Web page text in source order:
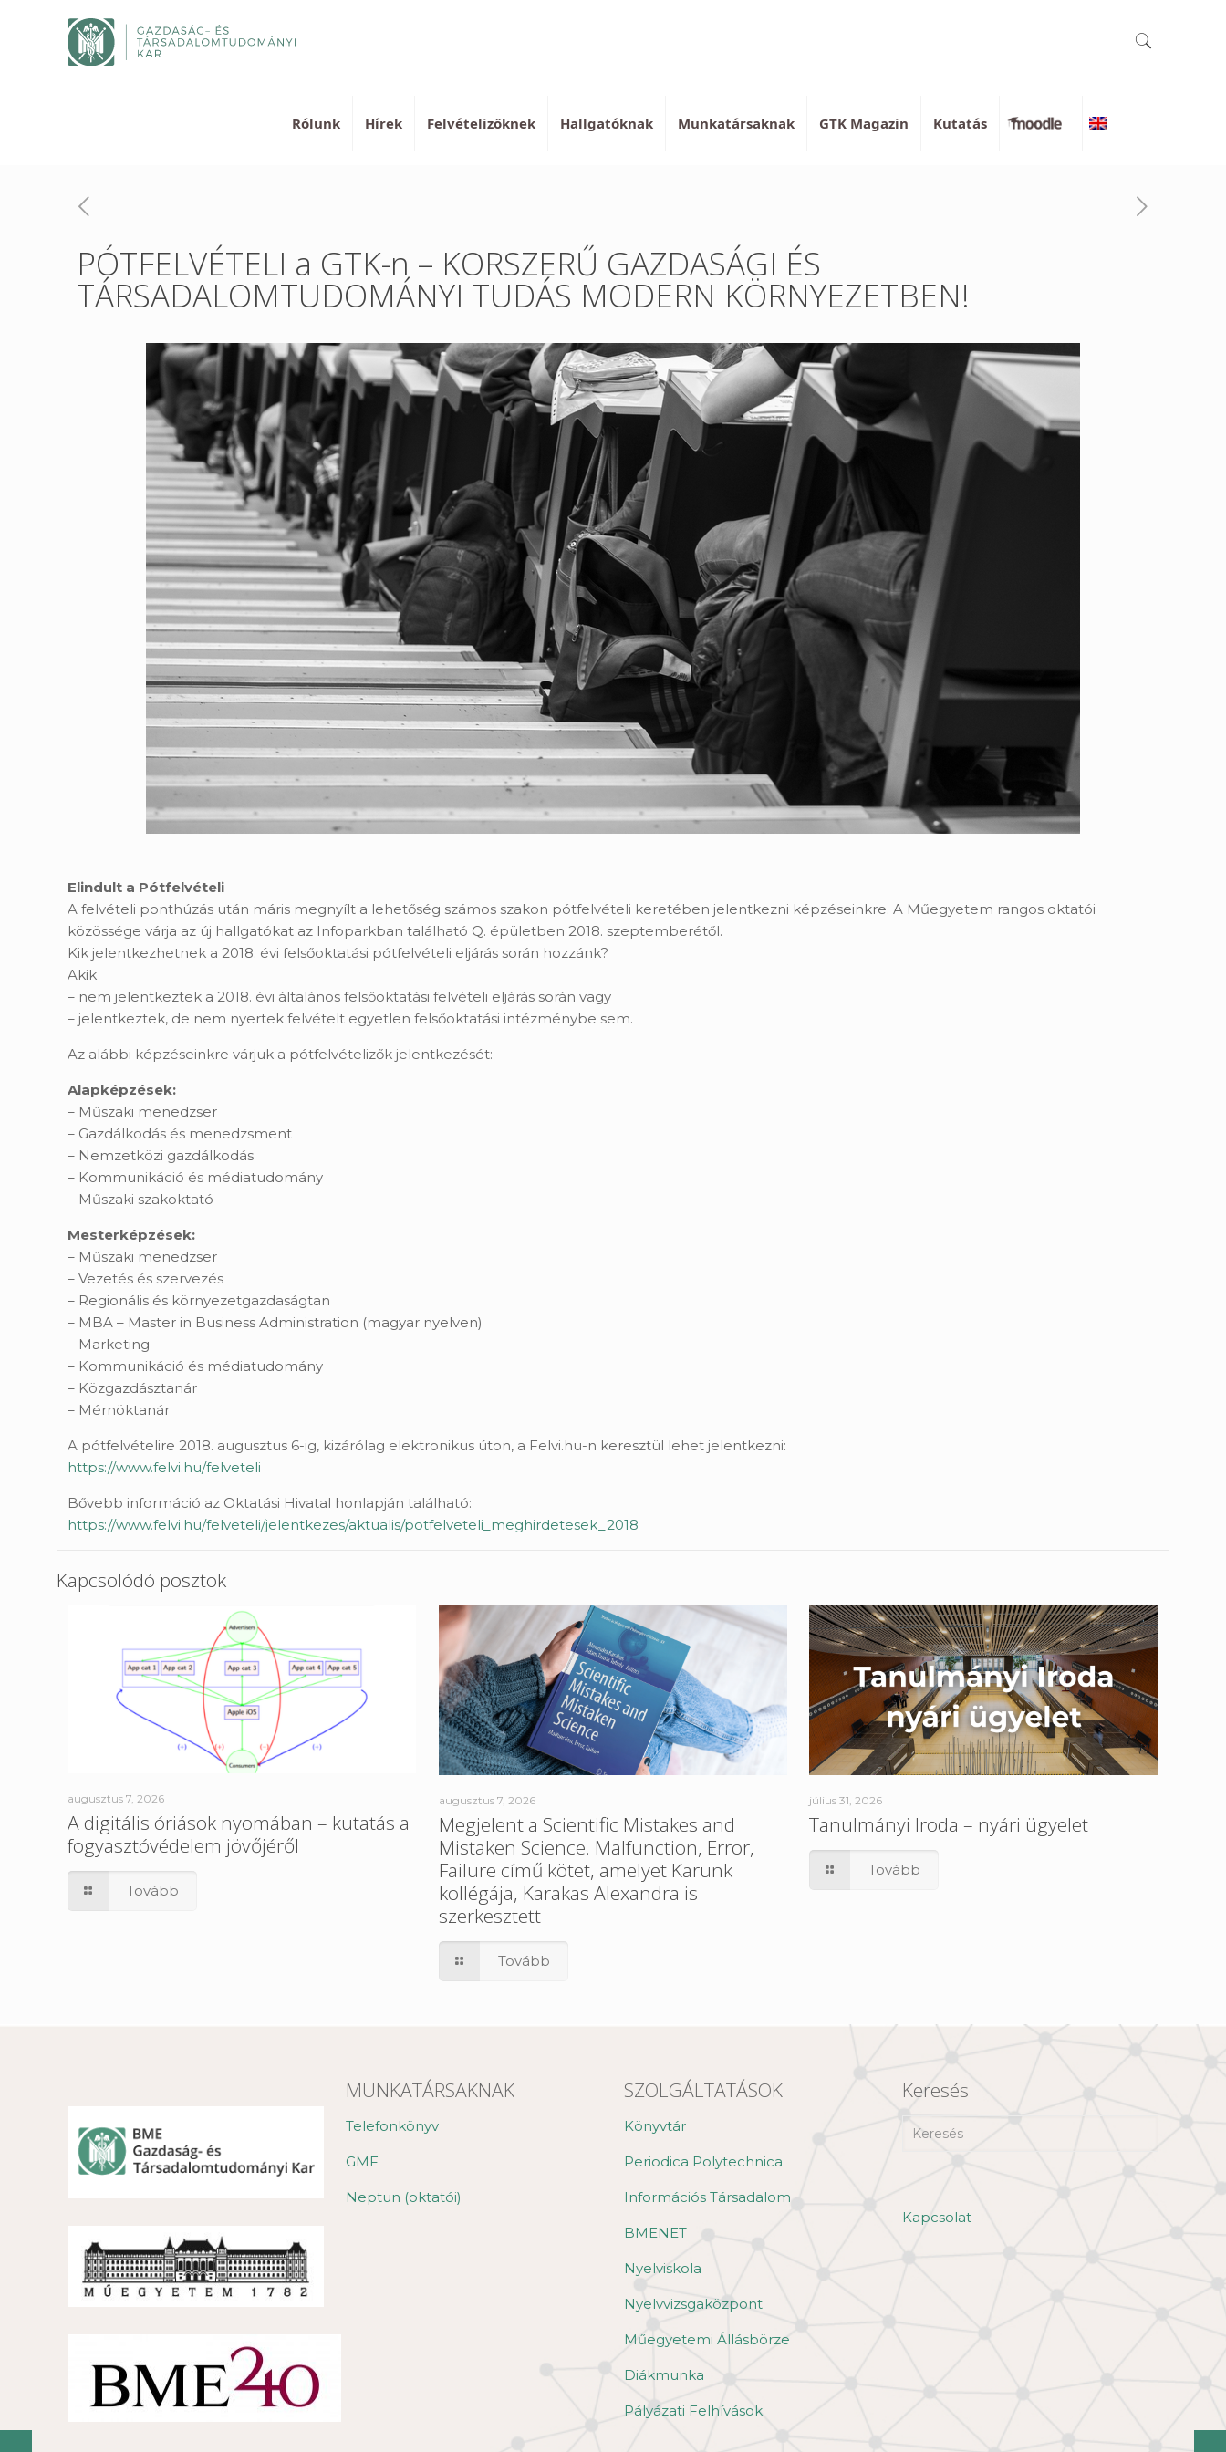
Rólunk Hírek Felvételizőknek Hallgatóknak Munkatársaknak GTK Magazin Kutatás Moodle English
PÓTFELVÉTELI a GTK-n – KORSZERŰ GAZDASÁGI ÉS
TÁRSADALOMTUDOMÁNYI TUDÁS MODERN KÖRNYEZETBEN!
Elindult a Pótfelvételi
A felvételi ponthúzás után máris megnyílt a lehetőség számos szakon pótfelvételi keretében jelentkezni képzéseinkre.A Műegyetem rangos oktatói
közössége várja az új hallgatókat az Infoparkban található Q. épületben 2018. szeptemberétől.
Kik jelentkezhetnek a 2018. évi felsőoktatási pótfelvételi eljárás során hozzánk?
Akik
– nem jelentkeztek a 2018. évi általános felsőoktatási felvételi eljárás során vagy
– jelentkeztek, de nem nyertek felvételt egyetlen felsőoktatási intézménybe sem.
Az alábbi képzéseinkre várjuk a pótfelvételizők jelentkezését:
Alapképzések:
– Műszaki menedzser
– Gazdálkodás és menedzsment
– Nemzetközi gazdálkodás
– Kommunikáció és médiatudomány
– Műszaki szakoktató
Mesterképzések:
– Műszaki menedzser
– Vezetés és szervezés
– Regionális és környezetgazdaságtan
– MBA – Master in Business Administration (magyar nyelven)
– Marketing
– Kommunikáció és médiatudomány
– Közgazdásztanár
– Mérnöktanár
A pótfelvételire 2018. augusztus 6-ig, kizárólag elektronikus úton, a Felvi.hu-n keresztül lehet jelentkezni:
https://www.felvi.hu/felveteli
Bővebb információ az Oktatási Hivatal honlapján található:
https://www.felvi.hu/felveteli/jelentkezes/aktualis/potfelveteli_meghirdetesek_2018
Kapcsolódó posztok
augusztus 7, 2026
A digitális óriások nyomában – kutatás a
fogyasztóvédelem jövőjéről
Tovább
augusztus 7, 2026
Megjelent a Scientific Mistakes and
Mistaken Science. Malfunction, Error,
Failure című kötet, amelyet Karunk
kollégája, Karakas Alexandra is
szerkesztett
Tovább
július 31, 2026
Tanulmányi Iroda – nyári ügyelet
Tovább
MUNKATÁRSAKNAK
Telefonkönyv
GMF
Neptun (oktatói)
SZOLGÁLTATÁSOK
Könyvtár
Periodica Polytechnica
Információs Társadalom
BMENET
Nyelviskola
Nyelvvizsgaközpont
Műegyetemi Állásbörze
Diákmunka
Pályázati Felhívások
Keresés
Kapcsolat